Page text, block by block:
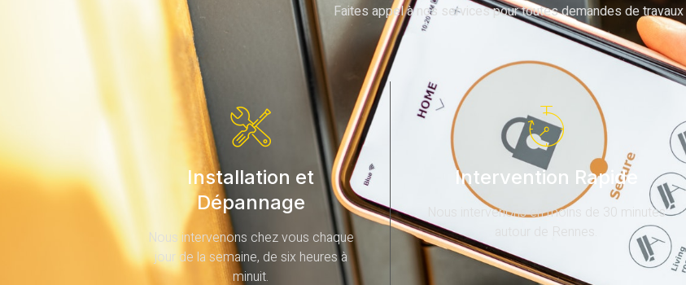
Faites appel à nos services pour toutes demandes de
Installation et
Dépannage
Nous intervenons chez vous chaque
jour de la semaine, de six heures à
minuit.
Intervention Rapide
Nous intervenons en moins de 30 minutes
autour de Rennes.